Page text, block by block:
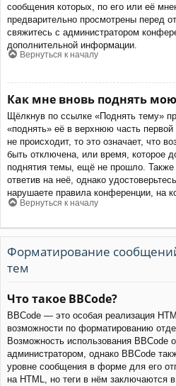
сообщения которых, по его или её
предварительно просмотрены перед
свяжитесь с администратором
дополнительной информации.
Вернуться к началу
Как мне вновь поднять
Щёлкнув по ссылке «Поднять тему»
«поднять» её в верхнюю часть
не происходит, то это означает, что
быть отключена, или время, которое
поднятия темы, ещё не прошло.
ответив на неё, однако
нарушаете правила конференции, на
Вернуться к началу
Форматирование
тем
Что такое BBCode?
BBCode — это особая реализация
возможности по форматированию
Возможность использования BBCode
администратором, однако BBCode
уровне сообщения в форме для его
на HTML, но теги в нём заключаются